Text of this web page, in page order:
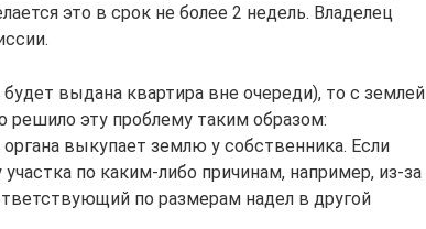
это в срок не более 2 недель. Владелец
выдана квартира вне очереди), то с землей
решило эту проблему таким образом:
выкупает землю у собственника. Если
по каким-либо причинам, например, из-за
по размерам надел в другой